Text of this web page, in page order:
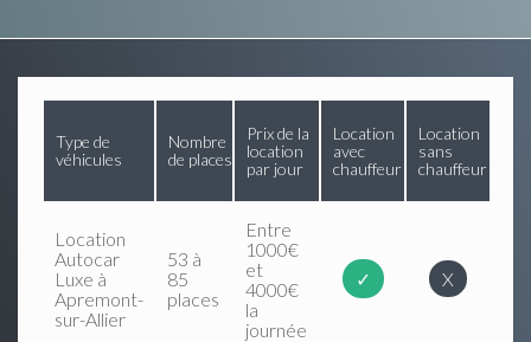
Type de
véhicules
Nombre
de places
Prix de la
location
par jour
Location
avec
chauffeur
Location
sans
chauffeur
Location
Autocar
Luxe à
Apremont-
sur-Allier
53 à
85
places
Entre
1000€
et
4000€
la
journée
✓ X